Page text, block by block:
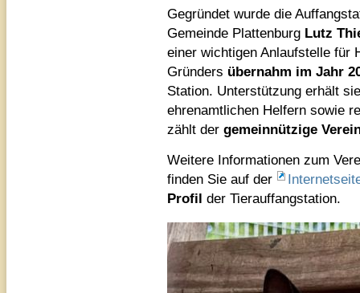
Gegründet wurde die
Gemeinde Plattenburg Lutz
einer wichtigen Anlaufstelle für
Gründers übernahm im Jahr
Station. Unterstützung erhält
ehrenamtlichen Helfern sowie
zählt der gemeinnützige
Weitere Informationen zum
finden Sie auf der
Profil der Tierauffangstation.